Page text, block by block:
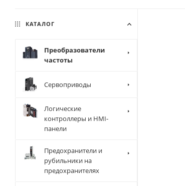
КАТАЛОГ
Преобразователи
частоты
Сервоприводы
Логические
контроллеры и HMI-
панели
Предохранители и
рубильники на
предохранителях